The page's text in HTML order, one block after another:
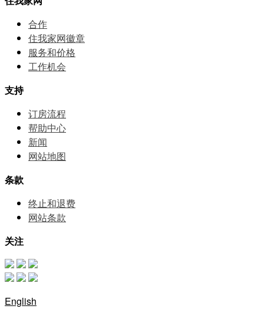
合作
住我家网徽章
服务和价格
⼯作机会
支持
订房流程
帮助中⼼
新闻
网站地图
条款
终止和退费
网站条款
关注
English